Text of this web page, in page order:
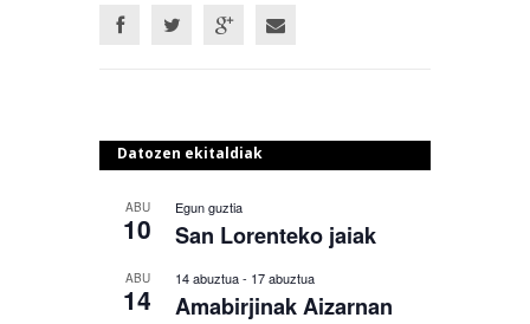
Datozen ekitaldiak
ABU
10
Egun guztia
San Lorenteko jaiak
ABU
14
14 abuztua- 17 abuztua
Amabirjinak Aizarnan